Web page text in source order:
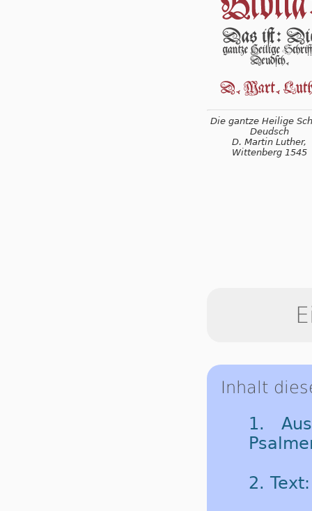
Die gantze Heilige
Deudsch
D. Martin Luther,
Wittenberg 1545
Inhalt
1.
2.